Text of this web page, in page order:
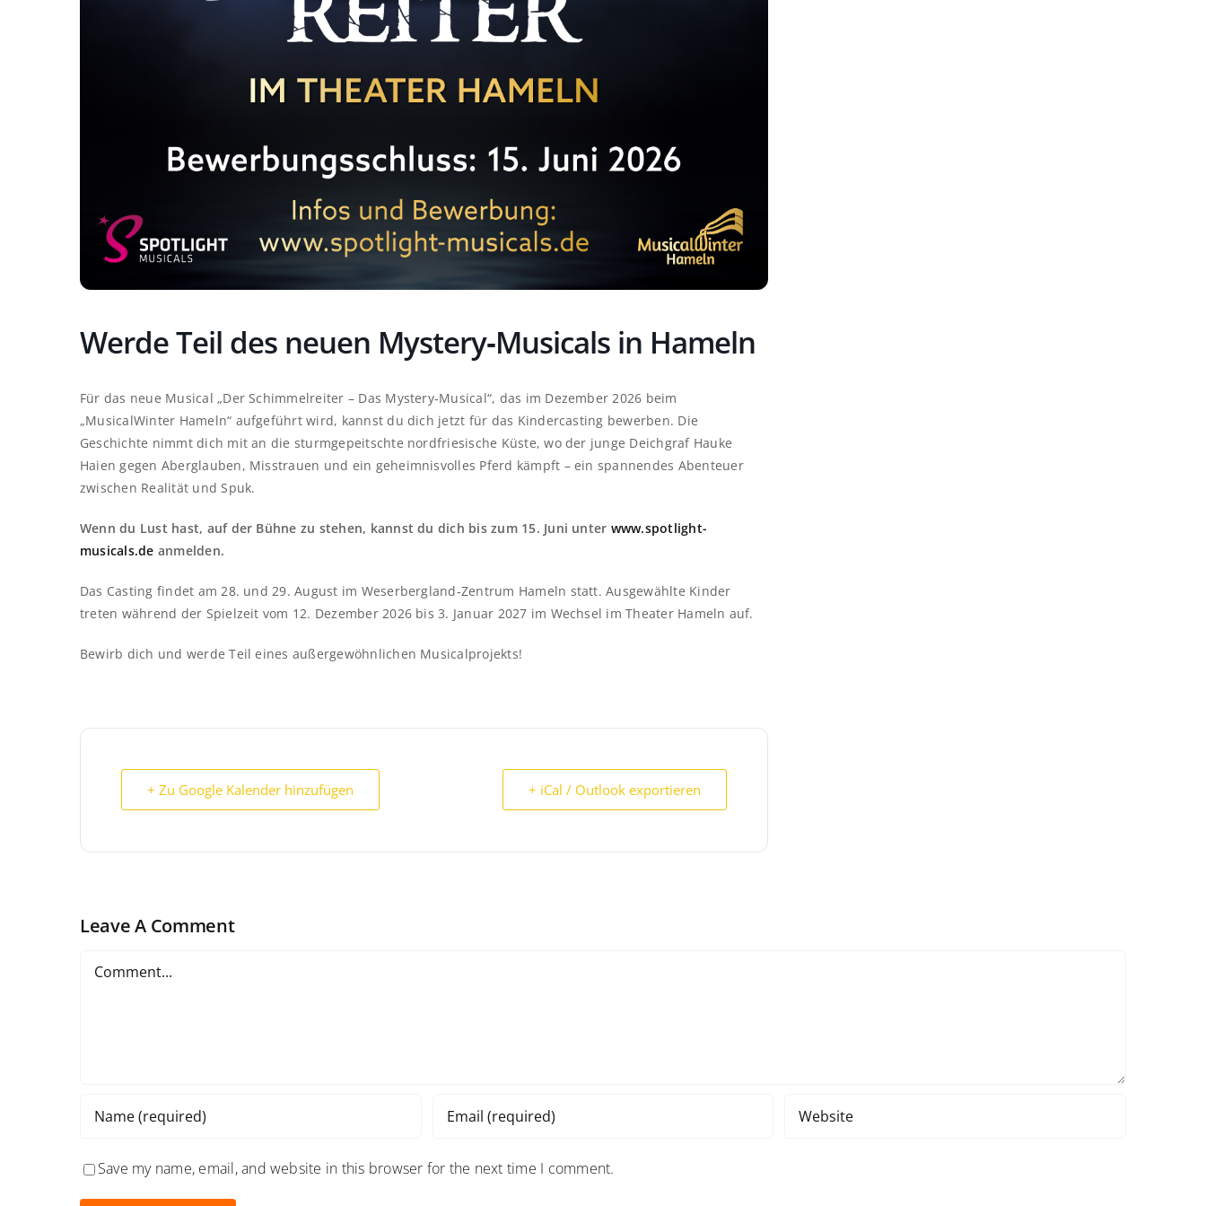
Werde Teil des neuen Mystery‑Musicals in Hameln
Für das neue Musical „Der Schimmelreiter – Das Mystery‑Musical“, das im Dezember 2026 beim
„MusicalWinter Hameln“ aufgeführt wird, kannst du dich jetzt für das Kindercasting bewerben. Die
Geschichte nimmt dich mit an die sturmgepeitschte nordfriesische Küste, wo der junge Deichgraf Hauke
Haien gegen Aberglauben, Misstrauen und ein geheimnisvolles Pferd kämpft – ein spannendes Abenteuer
zwischen Realität und Spuk.
Wenn du Lust hast, auf der Bühne zu stehen, kannst du dich bis zum 15. Juni unter www.spotlight-
musicals.de anmelden.
Das Casting findet am 28. und 29. August im Weserbergland‑Zentrum Hameln statt. Ausgewählte Kinder
treten während der Spielzeit vom 12. Dezember 2026 bis 3. Januar 2027 im Wechsel im Theater Hameln auf.
Bewirb dich und werde Teil eines außergewöhnlichen Musicalprojekts!
+ Zu Google Kalender hinzufügen + iCal / Outlook exportieren
Leave A Comment
Save my name, email, and website in this browser for the next time I comment.